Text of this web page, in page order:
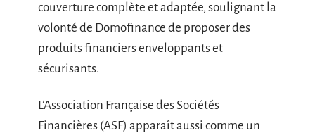
couverture complète et adaptée, soulignant la
volonté de Domofinance de proposer des
produits financiers enveloppants et
sécurisants.
L’Association Française des Sociétés
Financières (ASF) apparaît aussi comme un